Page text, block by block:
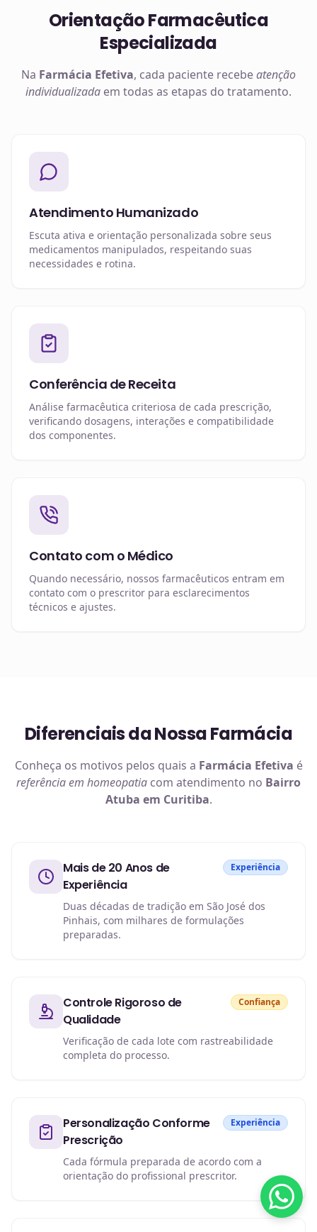
Orientação Farmacêutica
Especializada
Na Farmácia Efetiva, cada paciente recebeatenção
individualizada em todas as etapas do tratamento.
Atendimento Humanizado
Escuta ativa e orientação personalizada sobre seus
medicamentos manipulados, respeitando suas
necessidades e rotina.
Conferência de Receita
Análise farmacêutica criteriosa de cada prescrição,
verificando dosagens, interações e compatibilidade
dos componentes.
Contato com o Médico
Quando necessário, nossos farmacêuticos entram em
contato com o prescritor para esclarecimentos
técnicos e ajustes.
Diferenciais da Nossa Farmácia
Conheça os motivos pelos quais a Farmácia Efetiva é
referência em homeopatia com atendimento no Bairro
Atuba em Curitiba.
Mais de 20 Anos de
Experiência
Experiência
Duas décadas de tradição em São José dos
Pinhais, com milhares de formulações
preparadas.
Controle Rigoroso de
Qualidade
Confiança
Verificação de cada lote com rastreabilidade
completa do processo.
Personalização Conforme
Prescrição
Experiência
Cada fórmula preparada de acordo com a
orientação do profissional prescritor.